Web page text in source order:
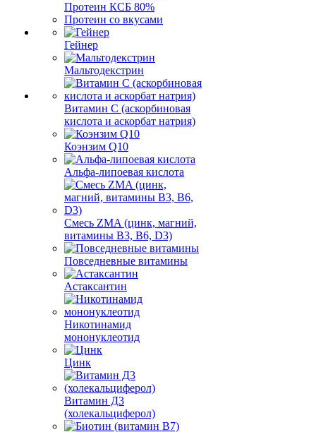
Протеин КСБ 80%
Протеин со вкусами
Гейнер
Мальтодекстрин
Витамин C (аскорбиновая
кислота и аскорбат натрия)
Коэнзим Q10
Альфа-липоевая кислота
Смесь ZMA (цинк, магний,
витамины B3, B6, D3)
Повседневные витамины
Астаксантин
Никотинамид
мононуклеотид
Цинк
Витамин Д3
(холекальциферол)